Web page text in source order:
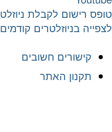
טופס רישום לקבלת
לצפייה בניוזלטרים קודמים
קישורים חשובים
תקנון האתר